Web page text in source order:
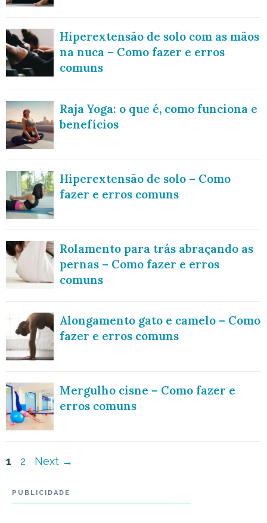
Hiperextensão de solo com as mãos
na nuca – Como fazer e erros
comuns
Raja Yoga: o que é, como funciona e
benefícios
Hiperextensão de solo – Como
fazer e erros comuns
Rolamento para trás abraçando as
pernas – Como fazer e erros
comuns
Alongamento gato e camelo – Como
fazer e erros comuns
Mergulho cisne – Como fazer e
erros comuns
Navegação
post
Page
1 Page
2 Next →
PUBLICIDADE